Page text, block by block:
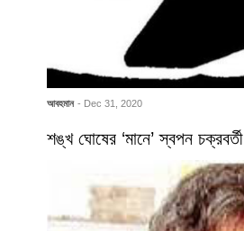
আবহমান - Dec 31, 2020
শঙ্খ ঘোষের ‘মানে’ স্বপন চক্রবর্তী